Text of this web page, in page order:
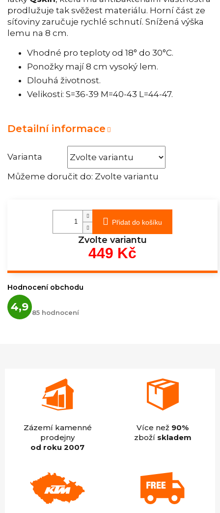
Varianta
Můžeme doručit do: Zvolte variantu
prodlužuje tak svěžest materiálu. Horní část ze
síťoviny zaručuje rychlé schnutí. Snížená výška
lemu na 8 cm.
Vhodné pro teploty od 18° do 30°C.
Ponožky mají 8 cm vysoký lem.
Dlouhá životnost.
Velikosti: S=36-39 M=40-43 L=44-47.
Detailní informace
Přidat do košíku
Zvolte variantu
449 Kč
Hodnocení obchodu
4,9 hodnocení
obchodu
85 hodnocení
Zázemí kamenné
prodejny
od roku 2007
Více než 90%
zboží skladem